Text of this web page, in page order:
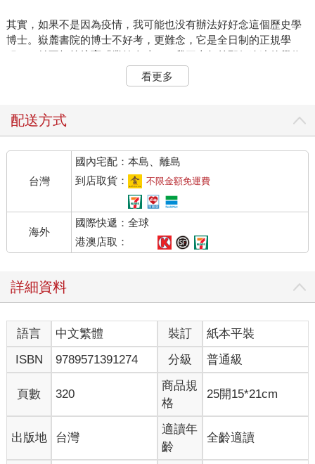
其實，如果不是因為疫情，我可能也没有辦法好好念這個歷史學
博士。嶽麓書院的博士不好考，更難念，它是全日制的正規學
程，，並不打算培育「業餘人才」。我三十年前那個遙遠的學位
是中國文學，不是歷史學，因為疫情，我得以在台灣參加線上考
試。如果不看我沒因為疫情而打退堂鼓，通過複雜的報名和審核
年紀比同學大一倍的我吧！
錄取了才知道，學校希望所有全日制博士生全部留校念書，課程
從星期一上到星期五，
如果不是去不了， 按照我原來的計畫，每週飛一次，没課就飛回
來兼顧孩子和工作，不多久一定會把自己搞崩潰的。因為線上上
課，必須勤於刷存在感，我上課和報告都特別認真，所以成績也
挺理想，就這樣快要把所有學分修完了。
本來，我每年都出國跑兩個全馬。這年全都取消或延遲了，但因
林跑完的)。這當然是偷吃步，線上要求寬鬆很多。
不然，我跑得這麼慢，恐怕只能期待下輩子早點開始，才能跑進
波士頓或紐約馬的要求時速。像我這種曾經是體育小白、本質上
四體不勤的人，為了激勵自己別耍廢，出去跑步，到處報名世界
各地的線上馬拉松，從十公里到全馬，只要天氣還可以，就出去
跑一個。竟然也跑了上千公里，收集了五六十個獎牌在家裡。
這段時間，公司投資的電商也開始有了倍速成長，又做了
Podcast，無心插柳「人生實用商學院」下載已破三千萬人次。本
來的目的，也只不過是不想浪費商學院昂貴的學費，想把十年來
學到的東西好好整理而已。
看更多
配送方式
台灣
國內宅配：本島、離島
到店取貨：
不限金額免運費
海外
國際快遞：全球
港澳店取：
詳細資料
語言 中文繁體 裝訂
紙本平裝
ISBN
9789571391274 分級 普通級
頁數 320
商品規
格
25開15*21cm
出版地 台灣
適讀年
齡
全齡適讀